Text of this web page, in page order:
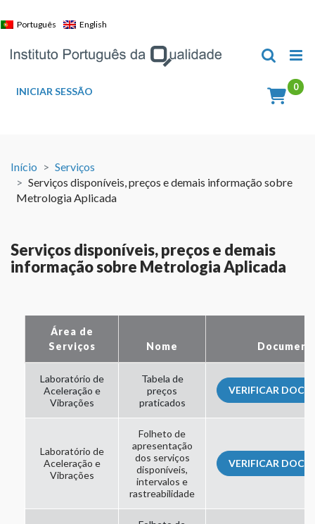
to
Português English
INICIAR SESSÃO
Início
Serviços
Serviços disponíveis, preços e demais informação sobre
Metrologia Aplicada
Serviços disponíveis, preços e demais
informação sobre Metrologia Aplicada
Área de
Serviços
Nome
Laboratório de
Aceleração e
Vibrações
Tabela de
preços
praticados
VERIFICAR
Laboratório de
Aceleração e
Vibrações
Folheto de
apresentação
dos serviços
disponíveis,
intervalos e
rastreabilidade
VERIFICAR